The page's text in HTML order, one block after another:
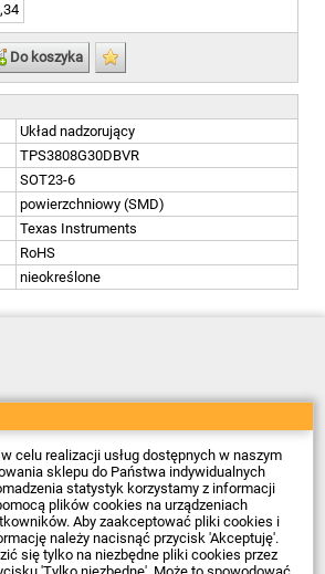
Do koszyka
Układ nadzorujący
TPS3808G30DBVR
SOT23-6
powierzchniowy (SMD)
Texas Instruments
RoHS
nieokreślone
2026-08-07
2000-2026
Piekarz Sp. z o.o.
celu realizacji usług dostępnych w naszym
sklepu do Państwa indywidualnych
statystyk korzystamy z informacji
plików cookies na urządzeniach
Aby zaakceptować pliki cookies i
należy nacisnąć przycisk 'Akceptuję'.
się tylko na niezbędne pliki cookies przez